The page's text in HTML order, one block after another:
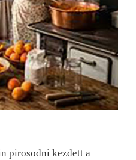
pirosodni kezdett a